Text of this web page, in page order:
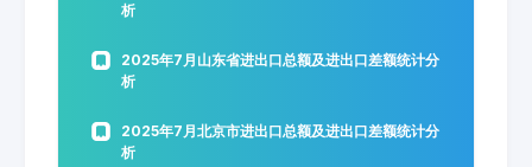
析
2025年7月山东省进出口总额及进出口差额统计分
析
2025年7月北京市进出口总额及进出口差额统计分
析